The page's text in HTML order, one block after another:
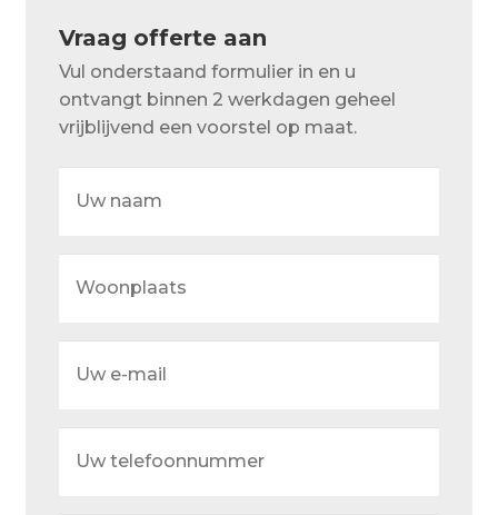
Over
Over ons
Actueel
Ons team
Retouren – Geschillen – Garantie
Service en onderhoud
Vraag offerte aan
Vul onderstaand formulier in en u
ontvangt binnen 2 werkdagen geheel
vrijblijvend een voorstel op maat.
naam
telefoonnummer